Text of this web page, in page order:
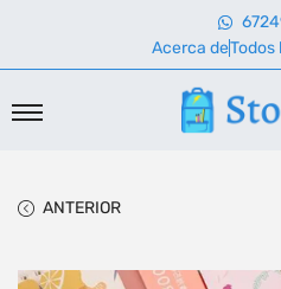
Acerca deTodos
ANTERIOR